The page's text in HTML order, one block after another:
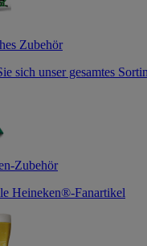
Zubehör
sich unser gesamtes
Zubehör
Heineken®-Fanartikel